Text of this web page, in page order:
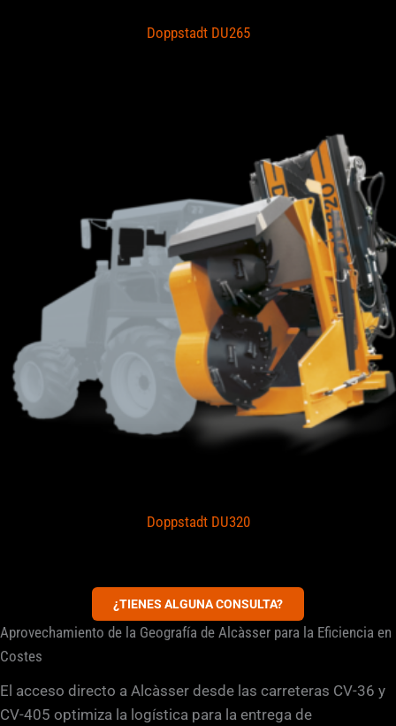
Doppstadt DU265
Doppstadt DU320
¿TIENES ALGUNA CONSULTA?
Aprovechamiento de la Geografía de Alcàsser para la Eficiencia en
Costes
El acceso directo a Alcàsser desde las carreteras CV-36 y
CV-405 optimiza la logística para la entrega de